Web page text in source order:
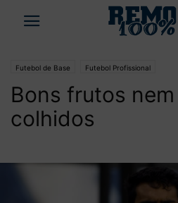
Futebol de Base Futebol Profissional
Bons frutos
colhidos